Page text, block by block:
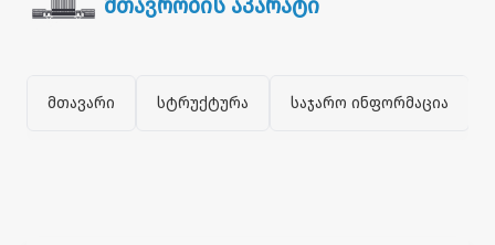
მთავრობის აპარატი
მთავარი სტრუქტურა საჯარო ინფორმაცია